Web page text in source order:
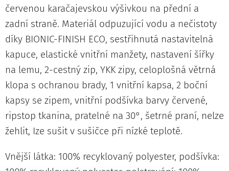
červenou karačajevskou výšivkou na přední a
zadní straně. Materiál odpuzující vodu a nečistoty
díky BIONIC-FINISH ECO, sestřihnutá nastavitelná
kapuce, elastické vnitřní manžety, nastavení šířky
na lemu, 2-cestný zip, YKK zipy, celoplošná větrná
klopa s ochranou brady, 1 vnitřní kapsa, 2 boční
kapsy se zipem, vnitřní podšívka barvy červené,
ripstop tkanina, pratelné na 30°, šetrné praní, nelze
žehlit, Ize sušit v sušičce při nízké teplotě.
Vnější látka: 100% recyklovaný polyester, podšívka: